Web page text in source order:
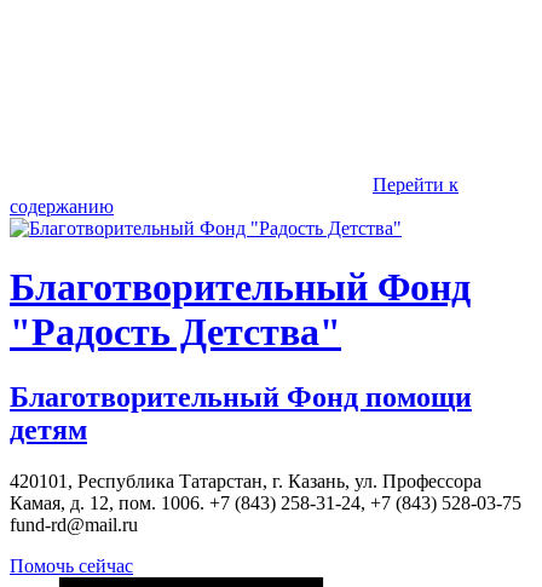
Перейти к
содержанию
Благотворительный Фонд
"Радость Детства"
Благотворительный Фонд помощи
детям
420101, Республика Татарстан, г. Казань, ул. Профессора
Камая, д. 12, пом. 1006. +7 (843) 258-31-24, +7 (843) 528-03-75
fund-rd@mail.ru
Помочь сейчас